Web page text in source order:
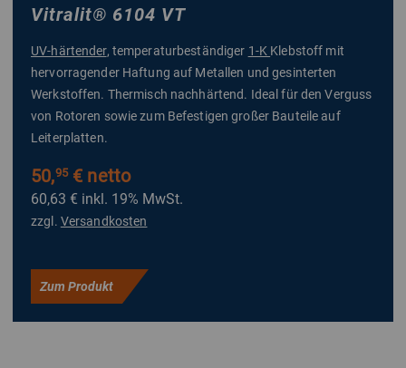
Vitralit® 6104 VT
UV-härtender, temperaturbeständiger 1-K Klebstoff mit
hervorragender Haftung auf Metallen und gesinterten
Werkstoffen. Thermisch nachhärtend. Ideal für den Verguss
von Rotoren sowie zum Befestigen großer Bauteile auf
Leiterplatten.
50,95€ netto
60,63 € inkl. 19% MwSt.
zzgl. Versandkosten
Zum Produkt